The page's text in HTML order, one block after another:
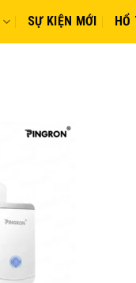
SỰ KIỆN MỚI HỔ